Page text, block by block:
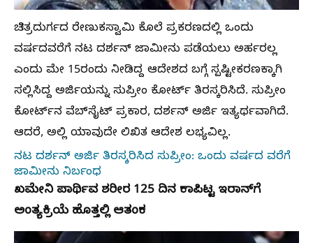
ಚಿತ್ರದುರ್ಗದ ರೇಣುಕಸ್ವಾಮಿ ಕೊಲೆ ಪ್ರಕರಣದಲ್ಲಿ ಒಂದು
ವರ್ಷದವರೆಗೆ ನಟ ದರ್ಶನ್‌ ಜಾಮೀನು ಪಡೆಯಲು ಅರ್ಹರಲ್ಲ
ಎಂದು ಮೇ 15ರಂದು ನೀಡಿದ್ದ ಆದೇಶದ ಬಗ್ಗೆ ಸ್ಪಷ್ಟೀಕರಣಕ್ಕಾಗಿ
ಸಲ್ಲಿಸಿದ್ದ ಅರ್ಜಿಯನ್ನು ಸುಪ್ರೀಂ ಕೋರ್ಟ್ ತಿರಸ್ಕರಿಸಿದೆ. ಸುಪ್ರೀಂ
ಕೋರ್ಟ್‌ನ ವೆಬ್‌ಸೈಟ್‌ ಪ್ರಕಾರ, ದರ್ಶನ್‌ ಅರ್ಜಿ ಇತ್ಯರ್ಥವಾಗಿದೆ.
ಆದರೆ, ಅಲ್ಲಿ ಯಾವುದೇ ಲಿಖಿತ ಆದೇಶ ಲಭ್ಯವಿಲ್ಲ.
ನಟ ದರ್ಶನ್‌ ಅರ್ಜಿ ತಿರಸ್ಕರಿಸಿದ ಸುಪ್ರೀಂ: ಒಂದು ವರ್ಷದ ವರೆಗೆ
ಜಾಮೀನು ನಿರ್ಬಂಧ
ಖಮೇನಿ ಪಾರ್ಥಿವ ಶರೀರ 125 ದಿನ ಕಾಪಿಟ್ಟ ಇರಾನ್‌ಗೆ
ಅಂತ್ಯಕ್ರಿಯೆ ಹೊತ್ತಲ್ಲಿ ಆತಂಕ